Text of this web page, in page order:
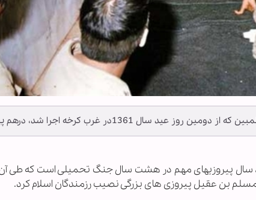
1361در غرب کرخه اجرا شد، درهم پیچیده شد.
به گزارش خبرگزاری اهل‏بیت(ع) ـ ابنا ـ سال 1361، سال پیروزیهای مهم در هشت سال جنگ تحمیلی
بن عقیل پیروزی های بزرگی نصیب رزمندگان اسلام کرد.